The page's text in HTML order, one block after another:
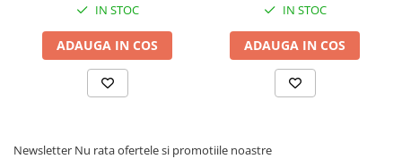
UPS pentru centrale termice si
sisteme de urgenta - acumulator
UPS Calculatoare si Servere
PDUs unitati de distributie a
IN STOC
ADAUGA IN COS
IN STOC
ADAUGA IN COS
Newsletter Nu rata ofertele si promotiile noastre